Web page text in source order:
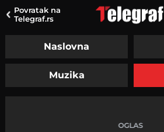
Povratak na
Telegraf.rs
Naslovna
Muzika